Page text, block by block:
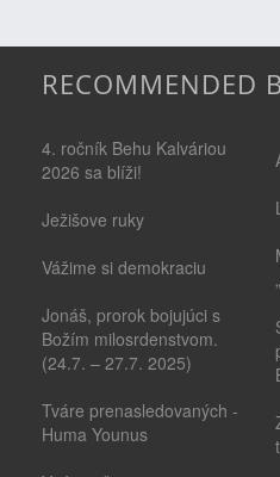
RECOMMENDED
4. ročník Behu Kalváriou
2026 sa blíži!
Ježišove ruky
Vážime si demokraciu
Jonáš, prorok bojujúci s
Božím milosrdenstvom.
(24.7. – 27.7. 2025)
Tváre prenasledovaných -
Huma Younus